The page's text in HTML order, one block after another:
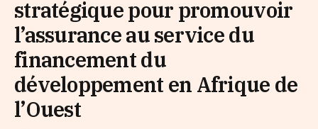
stratégique pour promouvoir
l’assurance au service du
financement du
développement en Afrique de
l’Ouest